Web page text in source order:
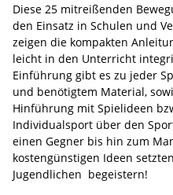
Diese 25 mitreißenden
den Einsatz in Schulen und
zeigen die kompakten
leicht in den Unterricht
Einführung gibt es zu jeder
und benötigtem Material,
Hinführung mit Spielideen
Individualsport über den
einen Gegner bis hin zum
kostengünstigen Ideen
Jugendlichen begeistern!